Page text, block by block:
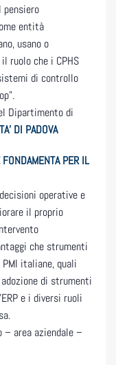
entità
usano o
ruolo che i CPHS
di controllo
Dipartimento di
DI PADOVA
PER IL
operative e
il proprio
che strumenti
italiane, quali
di strumenti
e i diversi ruoli
area aziendale –